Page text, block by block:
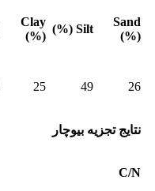
Sand
(%)
Silt (%)
Clay
(%)
26
49
25
نتایج تجزیه بیوچار
C/N